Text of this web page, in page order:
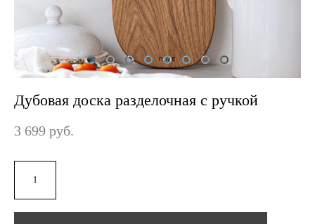
Дубовая доска разделочная с ручкой
3 699 pуб.